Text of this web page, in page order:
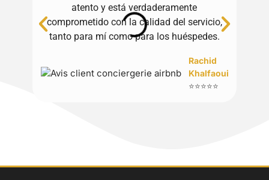
atento y está verdaderamente
comprometido con la calidad del servicio,
tanto para mí como para los huéspedes.
Rachid
Khalfaoui
⭐⭐⭐⭐⭐